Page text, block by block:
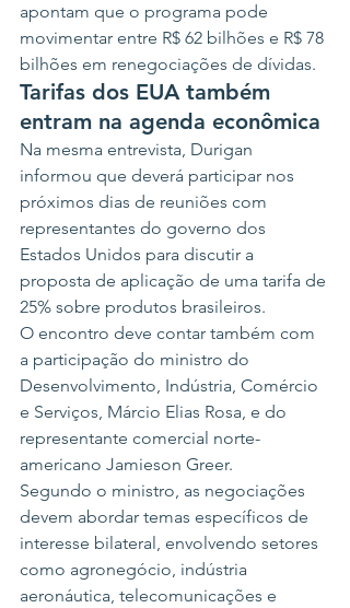
apontam que o programa pode
movimentar entre R$ 62 bilhões e R$ 78
bilhões em renegociações de dívidas.
Tarifas dos EUA também
entram na agenda econômica
Na mesma entrevista, Durigan
informou que deverá participar nos
próximos dias de reuniões com
representantes do governo dos
Estados Unidos para discutir a
proposta de aplicação de uma tarifa de
25% sobre produtos brasileiros.
O encontro deve contar também com
a participação do ministro do
Desenvolvimento, Indústria, Comércio
e Serviços, Márcio Elias Rosa, e do
representante comercial norte-
americano Jamieson Greer.
Segundo o ministro, as negociações
devem abordar temas específicos de
interesse bilateral, envolvendo setores
como agronegócio, indústria
aeronáutica, telecomunicações e